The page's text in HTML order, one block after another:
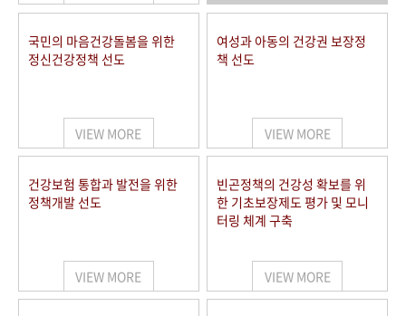
국민의 마음건강돌봄을 위한
정신건강정책 선도
VIEW MORE
여성과 아동의 건강권 보장정
책 선도
VIEW MORE
건강보험 통합과 발전을 위한
정책개발 선도
VIEW MORE
빈곤정책의 건강성 확보를 위
한 기초보장제도 평가 및 모니
터링 체계 구축
VIEW MORE